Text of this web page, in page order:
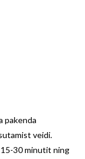
pakenda
veidi.
30 minutit ning